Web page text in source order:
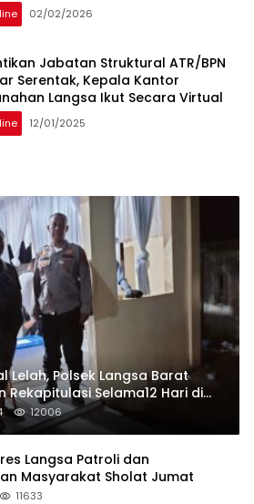
02/02/2026
Jabatan Struktural ATR/BPN
Serentak, Kepala Kantor
Langsa Ikut Secara Virtual
12/01/2025
Lelah, Polsek Langsa Barat
Rekapitulasi Selama12 Hari di
Baro
12006
Langsa Patroli dan
Masyarakat Sholat Jumat
11633